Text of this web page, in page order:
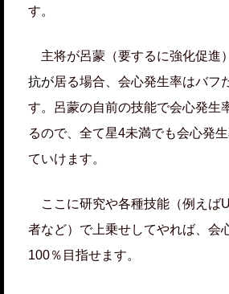
す。
主将が呂蒙（要するに強化促進
抗が居る場合、会心発生率はバフ
す。呂蒙の自前の技能で会心発生
るので、全て星4未満でも会心発
ていけます。
ここに研究や各種技能（例えば
者など）で上乗せしてやれば、会
100％目指せます。